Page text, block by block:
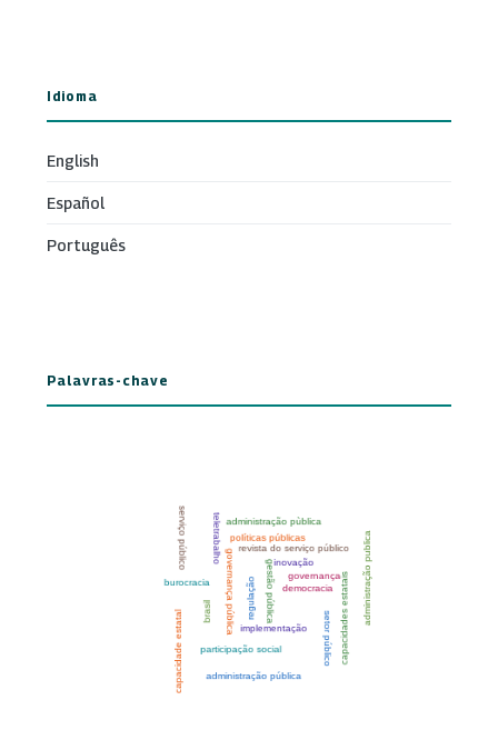
Idioma
English
Español
Português
Palavras-chave